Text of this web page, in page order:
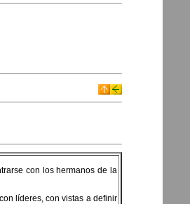
con los hermanos de la
líderes, con vistas a definir